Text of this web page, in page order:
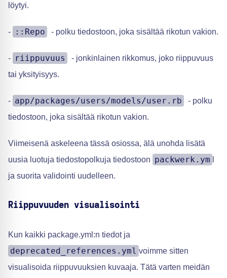
löytyi.
- ::Repo - polku tiedostoon, joka sisältää rikotun vakion.
- riippuvuus
- jonkinlainen rikkomus, joko riippuvuus
tai yksityisyys.
- app/packages/users/models/user.rb
- polku
tiedostoon, joka sisältää rikotun vakion.
Viimeisenä askeleena tässä osiossa, älä unohda lisätä
uusia luotuja tiedostopolkuja tiedostoon packwerk.ym
ja suorita validointi uudelleen.
Riippuvuuden visualisointi
Kun kaikki package.yml:n tiedot ja
deprecated_references.yml voimme sitten
visualisoida riippuvuuksien kuvaaja. Tätä varten meidän